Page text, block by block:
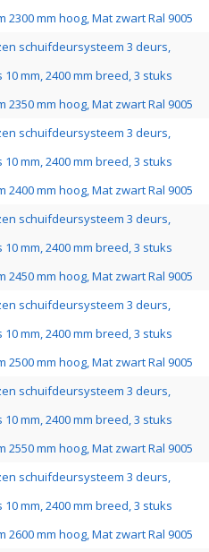
2300 mm hoog, Mat zwart Ral 9005
schuifdeursysteem 3 deurs,
mm, 2400 mm breed, 3 stuks
2350 mm hoog, Mat zwart Ral 9005
schuifdeursysteem 3 deurs,
mm, 2400 mm breed, 3 stuks
2400 mm hoog, Mat zwart Ral 9005
schuifdeursysteem 3 deurs,
mm, 2400 mm breed, 3 stuks
2450 mm hoog, Mat zwart Ral 9005
schuifdeursysteem 3 deurs,
mm, 2400 mm breed, 3 stuks
2500 mm hoog, Mat zwart Ral 9005
schuifdeursysteem 3 deurs,
mm, 2400 mm breed, 3 stuks
2550 mm hoog, Mat zwart Ral 9005
schuifdeursysteem 3 deurs,
mm, 2400 mm breed, 3 stuks
2600 mm hoog, Mat zwart Ral 9005